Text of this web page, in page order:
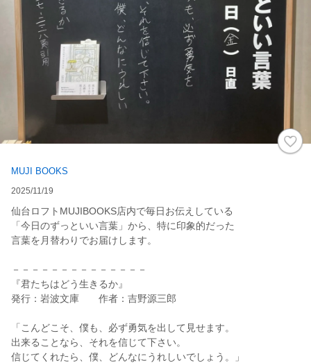
MUJI BOOKS
2025/11/19
仙台ロフトMUJIBOOKS店内で毎日お伝えしている
「今日のずっといい言葉」から、特に印象的だった
言葉を月替わりでお届けします。
－－－－－－－－－－－－－－
『君たちはどう生きるか』
発行：岩波文庫 作者：吉野源三郎
「こんどこそ、僕も、必ず勇気を出して見せます。
出来ることなら、それを信じて下さい。
信じてくれたら、僕、どんなにうれしいでしょう。」